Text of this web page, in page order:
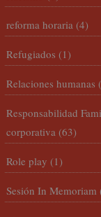
reforma horaria (4)
Refugiados (1)
Relaciones humanas
Responsabilidad
corporativa (63)
Role play (1)
Sesión In Memoriam